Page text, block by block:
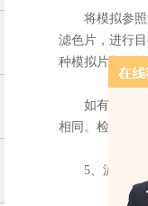
将模拟参照油
滤色片，进行
种模拟片判别
如有符合要求
相同。检定前
5、滤色片示